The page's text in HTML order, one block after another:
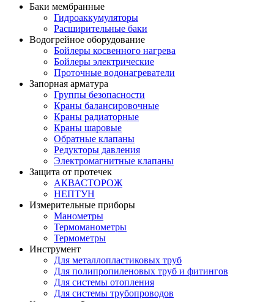
Баки мембранные
Гидроаккумуляторы
Расширительные баки
Водогрейное оборудование
Бойлеры косвенного нагрева
Бойлеры электрические
Проточные водонагреватели
Запорная арматура
Группы безопасности
Краны балансировочные
Краны радиаторные
Краны шаровые
Обратные клапаны
Редукторы давления
Электромагнитные клапаны
Защита от протечек
АКВАСТОРОЖ
НЕПТУН
Измерительные приборы
Манометры
Термоманометры
Термометры
Инструмент
Для металлопластиковых труб
Для полипропиленовых труб и фитингов
Для системы отопления
Для системы трубопроводов